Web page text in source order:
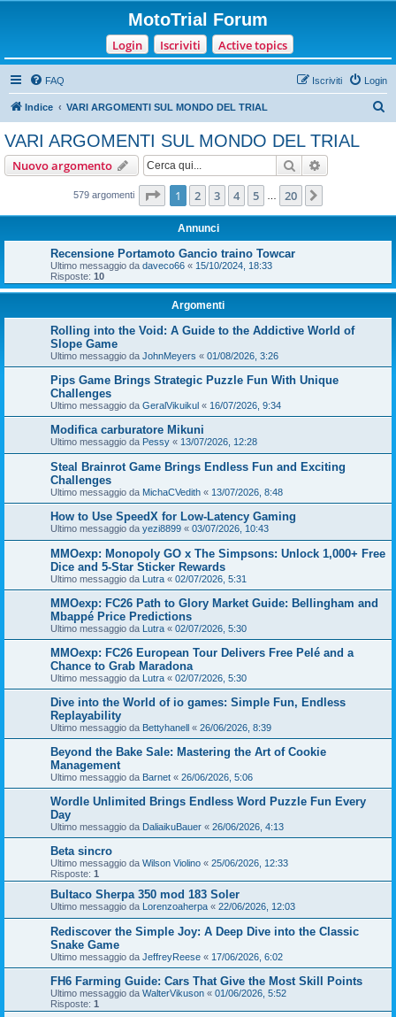
MotoTrial Forum
Login Iscriviti Active topics
FAQ Login
Iscriviti
Indice VARI ARGOMENTI SUL MONDO DEL TRIAL
VARI ARGOMENTI SUL MONDO DEL TRIAL
Nuovo argomento Cerca
579 argomenti Pagina di 20
1 2 3 4 5 20
Annunci
Recensione Portamoto Gancio traino Towcar
Ultimo messaggio da daveco66 « 15/10/2024, 18:33
Risposte: 10
Argomenti
Rolling into the Void: A Guide to the Addictive World of
Slope Game
Ultimo messaggio da JohnMeyers « 01/08/2026, 3:26
Pips Game Brings Strategic Puzzle Fun With Unique
Challenges
Ultimo messaggio da GeralVikuikul « 16/07/2026, 9:34
Modifica carburatore Mikuni
Ultimo messaggio da Pessy « 13/07/2026, 12:28
Steal Brainrot Game Brings Endless Fun and Exciting
Challenges
Ultimo messaggio da MichaCVedith « 13/07/2026, 8:48
How to Use SpeedX for Low-Latency Gaming
Ultimo messaggio da yezi8899 « 03/07/2026, 10:43
MMOexp: Monopoly GO x The Simpsons: Unlock 1,000+ Free
Dice and 5-Star Sticker Rewards
Ultimo messaggio da Lutra « 02/07/2026, 5:31
MMOexp: FC26 Path to Glory Market Guide: Bellingham and
Mbappé Price Predictions
Ultimo messaggio da Lutra « 02/07/2026, 5:30
MMOexp: FC26 European Tour Delivers Free Pelé and a
Chance to Grab Maradona
Ultimo messaggio da Lutra « 02/07/2026, 5:30
Dive into the World of io games: Simple Fun, Endless
Replayability
Ultimo messaggio da Bettyhanell « 26/06/2026, 8:39
Beyond the Bake Sale: Mastering the Art of Cookie
Management
Ultimo messaggio da Barnet « 26/06/2026, 5:06
Wordle Unlimited Brings Endless Word Puzzle Fun Every
Day
Ultimo messaggio da DaliaikuBauer « 26/06/2026, 4:13
Beta sincro
Ultimo messaggio da Wilson Violino « 25/06/2026, 12:33
Risposte: 1
Bultaco Sherpa 350 mod 183 Soler
Ultimo messaggio da Lorenzoaherpa « 22/06/2026, 12:03
Rediscover the Simple Joy: A Deep Dive into the Classic
Snake Game
Ultimo messaggio da JeffreyReese « 17/06/2026, 6:02
FH6 Farming Guide: Cars That Give the Most Skill Points
Ultimo messaggio da WalterVikuson « 01/06/2026, 5:52
Risposte: 1